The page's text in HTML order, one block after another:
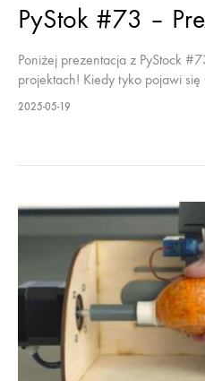
PyStok #73 –
Poniżej prezentacja z PyStock
projektach! Kiedy tyko pojawi
Pozdrawiam
2025-05-19